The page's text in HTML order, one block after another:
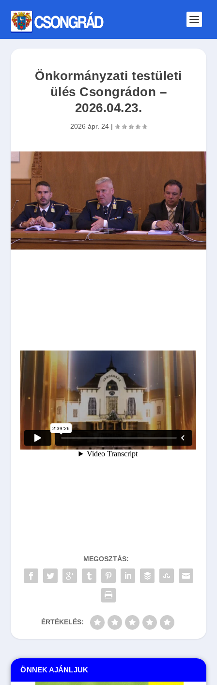
Önkormányzati testületi
ülés Csongrádon –
2026.04.23.
2026 ápr. 24 |
MEGOSZTÁS:
ÉRTÉKELÉS:
ÖNNEK AJÁNLJUK